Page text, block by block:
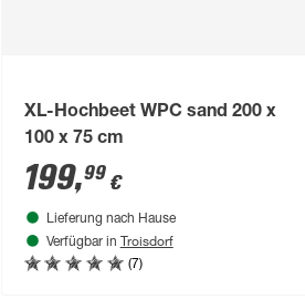
XL-Hochbeet WPC sand 200 x
100 x 75 cm
199,99€
Lieferung nach Hause
Verfügbar in Troisdorf
(7)